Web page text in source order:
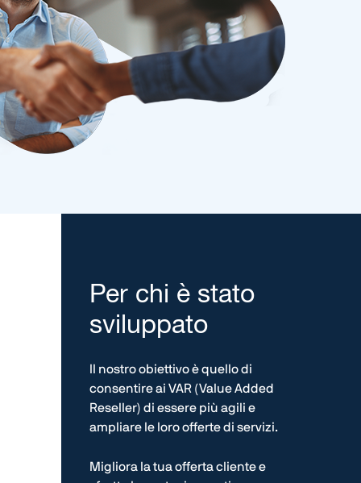
Per chi è stato
sviluppato
Il nostro obiettivo è quello di
consentire ai VAR (Value Added
Reseller) di essere più agili e
ampliare le loro offerte di servizi.
Migliora la tua offerta cliente e